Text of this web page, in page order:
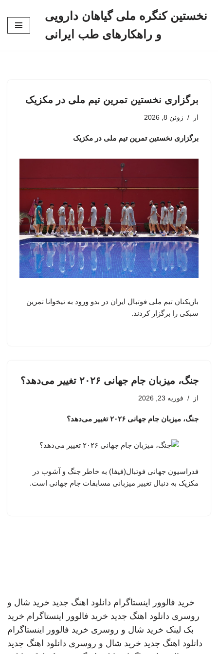
نخستین کنگره ملی گیاهان دارویی
و راهکارهای طب ایرانی
برگزاری نخستین تمرین تیم ملی در مکزیک
از ژوئن 8, 2026
برگزاری نخستین تمرین تیم ملی در مکزیک
بازیکنان تیم ملی فوتبال ایران در بدو ورود به تیخوانا تمرین
سبکی را برگزار کردند.
جنگ، میزبان جام جهانی ۲۰۲۶ تغییر می‌دهد؟
از فوریه 23, 2026
جنگ، میزبان جام جهانی ۲۰۲۶ تغییر می‌دهد؟
فدراسیون جهانی فوتبال(فیفا) به خاطر جنگ و آشوب در
مکزیک به دنبال تغییر میزبانی مسابقات جام جهانی است.
خرید فالوور اینستاگرام دانلود اهنگ جدید خرید شال و
روسری دانلود اهنگ جدید خرید فالوور اینستاگرام خرید
بک لینک خرید شال و روسری خرید فالوور اینستاگرام
دانلود اهنگ جدید خرید شال و روسری دانلود اهنگ جدید